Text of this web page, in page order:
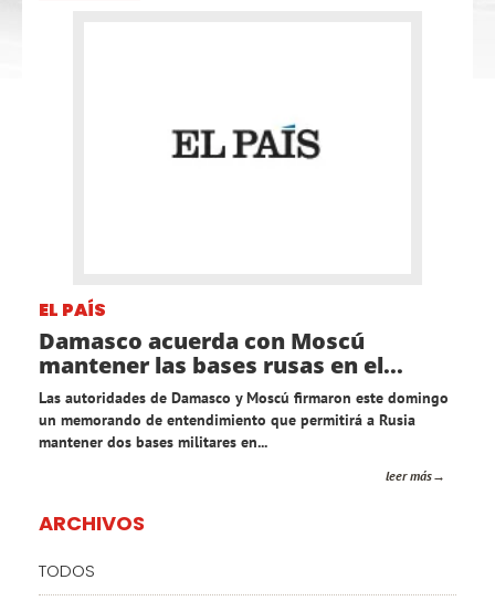
EL PAÍS
Damasco acuerda con Moscú
mantener las bases rusas en el...
Las autoridades de Damasco y Moscú firmaron este domingo
un memorando de entendimiento que permitirá a Rusia
mantener dos bases militares en...
leer más
ARCHIVOS
TODOS